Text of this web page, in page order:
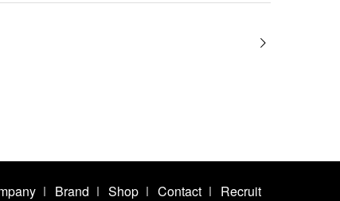
Brand Shop Contact Recruit